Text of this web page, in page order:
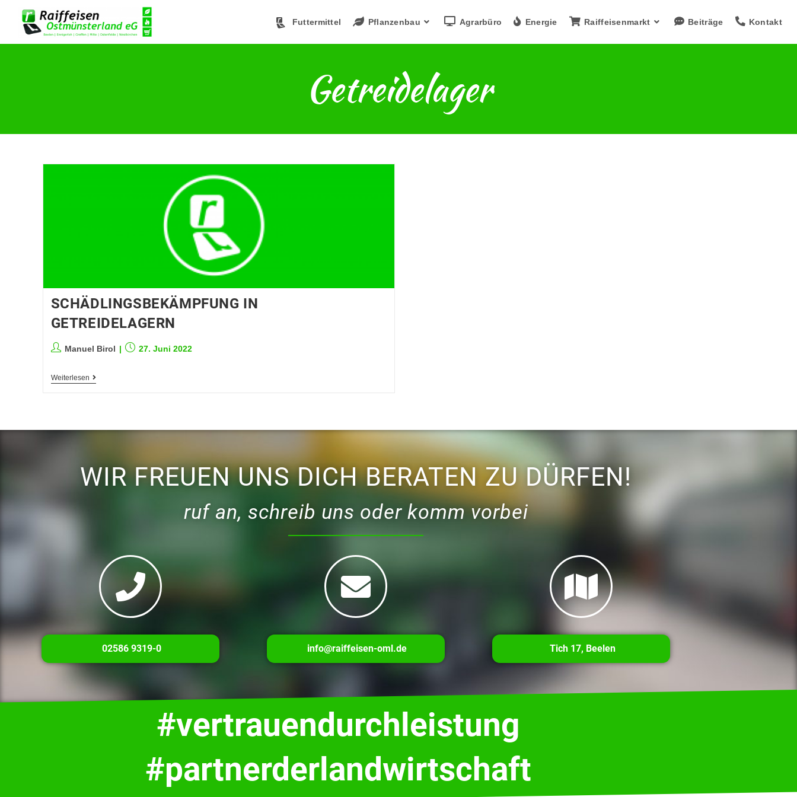
Futtermittel Pflanzenbau Agrarbüro Energie Raiffeisenmarkt Beiträge Kontakt
Getreidelager
SCHÄDLINGSBEKÄMPFUNG IN
GETREIDELAGERN
Manuel Birol 27. Juni 2022
Weiterlesen
WIR FREUEN UNS DICH BERATEN ZU DÜRFEN!
ruf an, schreib uns oder komm vorbei
02586 9319-0 info@raiffeisen-oml.de Tich 17, Beelen
#vertrauendurchleistung
#partnerderlandwirtschaft